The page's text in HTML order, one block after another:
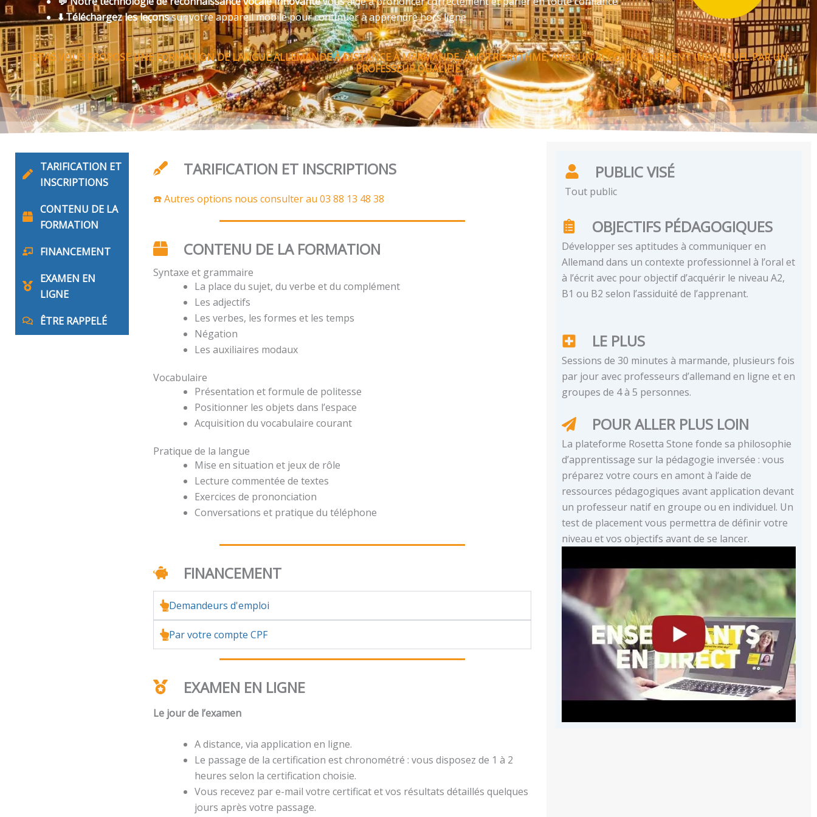
⬇️ Téléchargez les leçonssur votre appareil mobile pour continuer à apprendre hors ligne
ISTAS VOUS PROPOSE UNE FORMATION DE LANGUE ALLEMANDE À DISTANCE À MARMANDE, À VOTRE RYTHME, AVEC UN ACCOMPAGNEMENT INDIVIDUEL PAR UN
PROFESSEUR QUALIFIÉ.
TARIFICATION ET
INSCRIPTIONS
CONTENU DE LA
FORMATION
FINANCEMENT
EXAMEN EN
LIGNE
ÊTRE RAPPELÉ
TARIFICATION ET INSCRIPTIONS
☎️ Autres options nous consulter au 03 88 13 48 38
CONTENU DE LA FORMATION
Syntaxe et grammaire
La place du sujet, du verbe et du complément
Les adjectifs
Les verbes, les formes et les temps
Négation
Les auxiliaires modaux
Vocabulaire
Présentation et formule de politesse
Positionner les objets dans l’espace
Acquisition du vocabulaire courant
Pratique de la langue
Mise en situation et jeux de rôle
Lecture commentée de textes
Exercices de prononciation
Conversations et pratique du téléphone
FINANCEMENT
Demandeurs d'emploi
Par votre compte CPF
EXAMEN EN LIGNE
Le jour de l’examen
A distance, via application en ligne.
Le passage de la certification est chronométré : vous disposez de 1 à 2
heures selon la certification choisie.
Vous recevez par e-mail votre certificat et vos résultats détaillés quelques
jours après votre passage.
PUBLIC VISÉ
Tout public
OBJECTIFS PÉDAGOGIQUES
Développer ses aptitudes à communiquer en
Allemand dans un contexte professionnel à l’oral et
à l’écrit avec pour objectif d’acquérir le niveau A2,
B1 ou B2 selon l’assiduité de l’apprenant.
LE PLUS
Sessions de 30 minutes à marmande, plusieurs fois
par jour avec professeurs d’allemand en ligne et en
groupes de 4 à 5 personnes.
POUR ALLER PLUS LOIN
La plateforme Rosetta Stone fonde sa philosophie
d’apprentissage sur la pédagogie inversée : vous
préparez votre cours en amont à l’aide de
ressources pédagogiques avant application devant
un professeur natif en groupe ou en individuel. Un
test de placement vous permettra de définir votre
niveau et vos objectifs avant de se lancer.